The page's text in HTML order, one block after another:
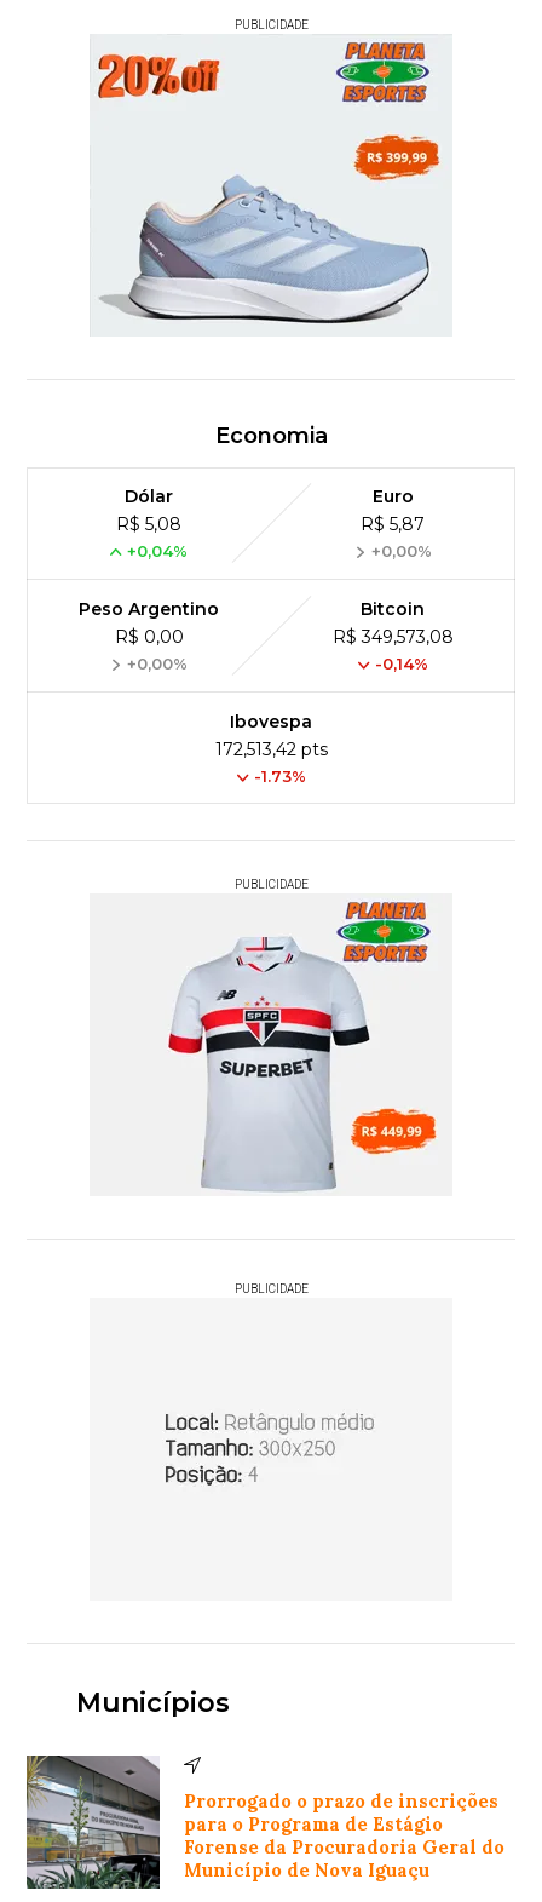
PUBLICIDADE
Economia
Dólar
R$ 5,08
+0,04%
Euro
R$ 5,87
+0,00%
Peso Argentino
R$ 0,00
+0,00%
Bitcoin
R$ 349,573,08
-0,14%
Ibovespa
172,513,42 pts
-1.73%
PUBLICIDADE
PUBLICIDADE
Municípios
Prorrogado o prazo de inscrições
para o Programa de Estágio
Forense da Procuradoria Geral do
Município de Nova Iguaçu